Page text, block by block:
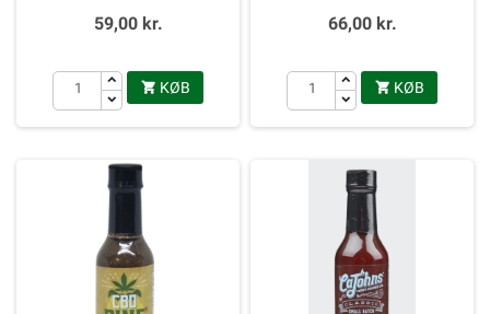
59,00 kr.
 KØB
66,00 kr.
 KØB